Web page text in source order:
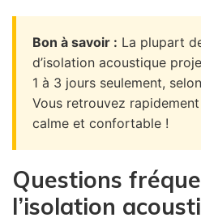
Bon à savoir : La plupart
d’isolation acoustique
1 à 3 jours seulement,
Vous retrouvez
calme et confortable !
Questions
l’isolation